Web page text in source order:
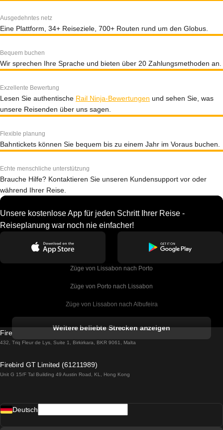
Ausgedehntes netz
Eine Plattform, 34+ Reiseziele, 700+ Routen rund um den Globus.
Bequem buchen
Wir sprechen Ihre Sprache und bieten über 20 Zahlungsmethoden an.
Exzellente Bewertung
Lesen Sie authentische Rail Ninja-Bewertungen und sehen Sie, was
unsere Reisenden über uns sagen.
Flexible planung
Bahntickets können Sie bequem bis zu einem Jahr im Voraus buchen.
Echte menschliche unterstützung
Brauche Hilfe? Kontaktieren Sie unseren Kundensupport vor oder
während Ihrer Reise.
Unsere kostenlose App für jeden Schritt Ihrer Reise -
Reiseplanung war noch nie einfacher!
Züge von Lissabon nach Porto
Züge von Porto nach Lissabon
Züge von Lissabon nach Albufeira
Züge von Lissabon nach Lagos
Züge von Lissabon nach Madrid
Weitere beliebte Strecken anzeigen
Firebird GT Limited (OC 1451)
432, Triq Fleur de Lys, Suite 1, Birkirkara, BKR 9061, Malta
Firebird GT Limited (61211989)
Unit G 15/F Tal Building 49 Austin Road, KL, Hong Kong
Deutsch